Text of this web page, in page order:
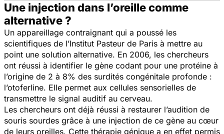
Une injection dans l’oreille comme
alternative ?
Un appareillage contraignant qui a poussé les
scientifiques de l’Institut Pasteur de Paris à mettre au
point une solution alternative. En 2006, les chercheurs
ont réussi à identifier le gène codant pour une protéine à
l’origine de 2 à 8% des surdités congénitale profonde :
l’otoferline. Elle permet aux cellules sensorielles de
transmettre le signal auditif au cerveau.
Les chercheurs ont déjà réussi à restaurer l’audition de
souris sourdes grâce à une injection de ce gène au cœur
de leurs oreilles. Cette thérapie génique a en effet permis